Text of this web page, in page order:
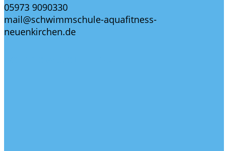
05973 9090330
mail@schwimmschule-aquafitness-
neuenkirchen.de